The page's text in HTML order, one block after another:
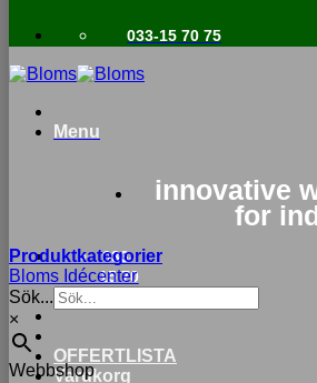
033-15 70 75
Menu
innovative
for
033-
15 70
OFFERTLISTA
Varukorg
Produktkategorier
Bloms Idécenter
Sök...
×
Webbshop